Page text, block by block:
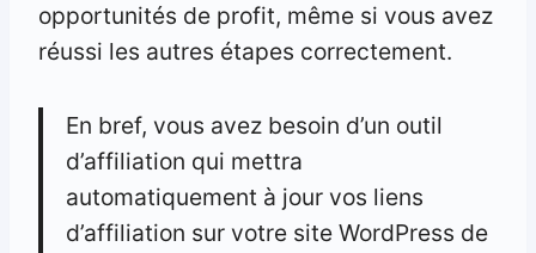
opportunités de profit, même si vous avez
réussi les autres étapes correctement.
En bref, vous avez besoin d’un outil
d’affiliation qui mettra
automatiquement à jour vos liens
d’affiliation sur votre site WordPress de